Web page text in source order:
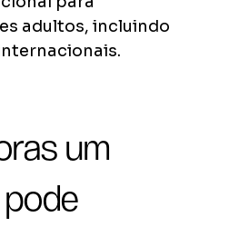
adultos, incluindo
um